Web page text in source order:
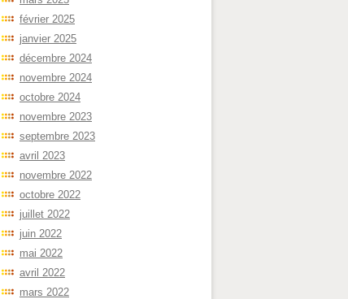
février 2025
janvier 2025
décembre 2024
novembre 2024
octobre 2024
novembre 2023
septembre 2023
avril 2023
novembre 2022
octobre 2022
juillet 2022
juin 2022
mai 2022
avril 2022
mars 2022